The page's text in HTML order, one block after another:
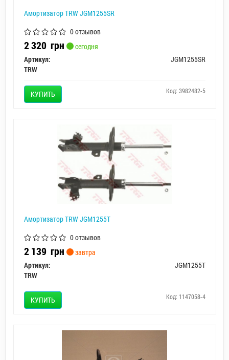
Амортизатор TRW JGM1255SR
0 отзывов
2 320 грн
сегодня
Артикул:
JGM1255SR
TRW
КУПИТЬ Код: 3982482-5
Амортизатор TRW JGM1255T
0 отзывов
2 139 грн
завтра
Артикул:
JGM1255T
TRW
КУПИТЬ Код: 1147058-4